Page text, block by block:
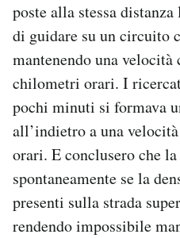
poste alla stessa
di guidare su un circuito
mantenendo una
chilometri orari. I
pochi minuti si formava
all’indietro a una
orari. E conclusero che
spontaneamente se la
presenti sulla strada
rendendo impossibile